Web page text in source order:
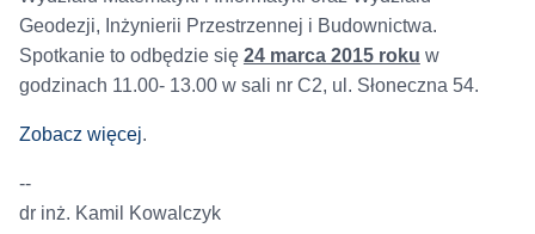
Geodezji, Inżynierii Przestrzennej i Budownictwa.
Spotkanie to odbędzie się 24 marca 2015 roku w
godzinach 11.00- 13.00 w sali nr C2, ul. Słoneczna 54.
Zobacz więcej.
--
dr inż. Kamil Kowalczyk